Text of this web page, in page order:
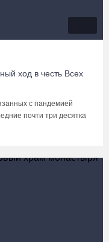
ход в честь Всех
с пандемией
почти три десятка